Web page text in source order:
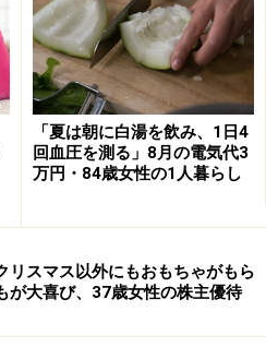
の誕生日が平成13年9月4日
開業日と一緒。出産した日に
記念にと思い購入した。今も
は23年」といいます。
日やクリスマスに優待券を
がたくさんできた。今は子ど
に使用している。ミッキーが
定」とあります。
店が上場しているかど
「夏は朝に白湯を飲み、1日4
回血圧を測る」8月の電気代3
万円・84歳女性の1人暮らし
リスマス以外にもおもちゃがもら
が大喜び、37歳女性の株主優待